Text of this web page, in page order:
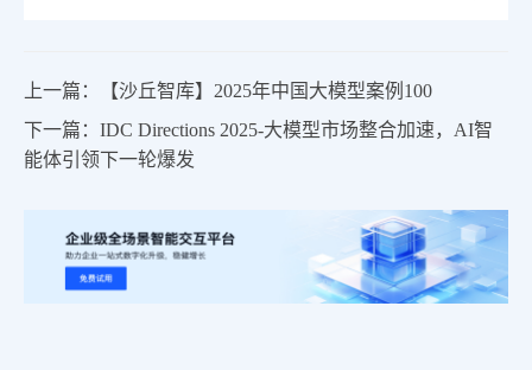
上一篇：【沙丘智库】2025年中国大模型案例100
下一篇：IDC Directions 2025-大模型市场整合加速，AI智
能体引领下一轮爆发